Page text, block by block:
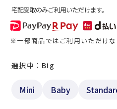
宅配受取のみご利用いただけます。
※一部商品ではご利用いただけな
Mini Baby
選択中：Big